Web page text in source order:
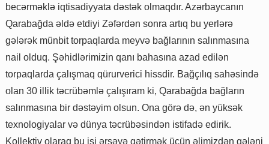
becərməklə iqtisadiyyata dəstək olmaqdır. Azərbaycanın
Qarabağda əldə etdiyi Zəfərdən sonra artıq bu yerlərə
gələrək münbit torpaqlarda meyvə bağlarının salınmasına
nail olduq. Şəhidlərimizin qanı bahasına azad edilən
torpaqlarda çalışmaq qürurverici hissdir. Bağçılıq sahəsində
olan 30 illik təcrübəmlə çalışıram ki, Qarabağda bağların
salınmasına bir dəstəyim olsun. Ona görə də, ən yüksək
texnologiyalar və dünya təcrübəsindən istifadə edirik.
Kollektiv olaraq bu işi ərsəyə gətirmək üçün əlimizdən gələni